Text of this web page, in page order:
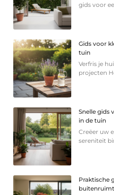
gids voor
Gids voor
tuin
Verfris je
projecten
Snelle gids
in de tuin
Creëer uw
sereniteit
Praktische